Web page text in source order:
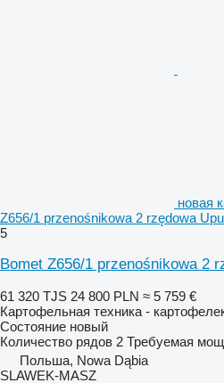
новая
Z656/1 przenośnikowa 2 rzędowa
5
Bomet Z656/1 przenośnikowa 2
61 320 TJS 24 800 PLN ≈ 5 759 €
Картофельная техника -
Состояние новый
Количество рядов 2 Требуемая
Польша, Nowa Dąbia
SLAWEK-MASZ